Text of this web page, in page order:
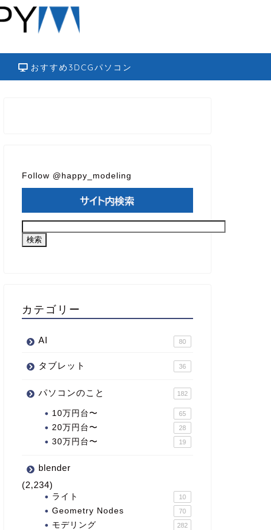
おすすめ3DCGパソコン
Follow @happy_modeling
カテゴリー
AI 80
タブレット 36
パソコンのこと 182
10万円台〜 65
20万円台〜 28
30万円台〜 19
blender
(2,234)
ライト 10
Geometry Nodes 70
モデリング 282